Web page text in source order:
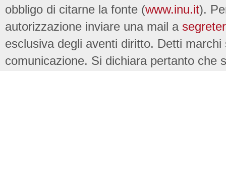
obbligo di citarne la fonte (www.inu.it).
autorizzazione inviare una mail a
esclusiva degli aventi diritto. Detti
comunicazione. Si dichiara pertanto che